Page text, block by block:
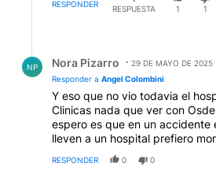
RESPONDER
RESPUESTA
1 1
NP Nora Pizarro
29 DE MAYO DE 2025
Responder a Angel Colombini
Y eso que no vio todavia el
Clinicas nada que ver con
espero es que en un accidente
lleven a un hospital prefiero
RESPONDER 0 0